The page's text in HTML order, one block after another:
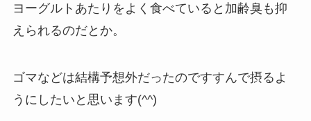
ヨーグルトあたりをよく食べていると加齢臭も抑
えられるのだとか。
ゴマなどは結構予想外だったのですすんで摂るよ
うにしたいと思います(^^)